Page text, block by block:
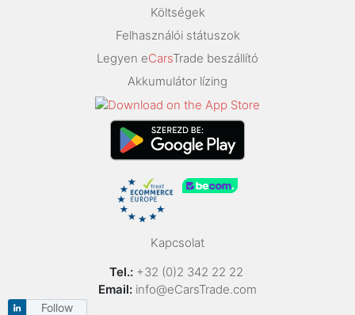
Költségek
Felhasználói státuszok
Legyen eCarsTrade beszállító
Akkumulátor lízing
Kapcsolat
Tel.: +32 (0)2 342 22 22
Email: info@eCarsTrade.com
Follow